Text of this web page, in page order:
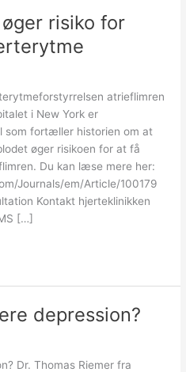
risiko for
atrieflimren
i New York er
som fortæller historien om at
øger risikoen for at få
Du kan læse mere her:
Journals/em/Article/100179
Kontakt hjerteklinikken
[…]
depression?
Dr. Thomas Riemer fra